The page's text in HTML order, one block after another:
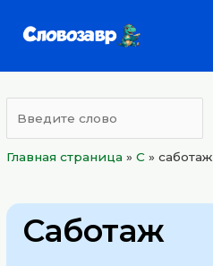
Главная страница »С »саботаж
Саботаж